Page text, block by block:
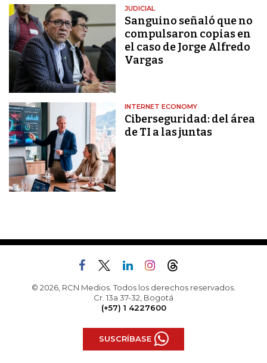
JUDICIAL
Sanguino señaló que no
compulsaron copias en
el caso de Jorge Alfredo
Vargas
INTERNET ECONOMY
Ciberseguridad: del área
de TI a las juntas
© 2026, RCN Medios. Todos los derechos reservados.
Cr. 13a 37-32, Bogotá
(+57) 1 4227600
SUSCRÍBASE